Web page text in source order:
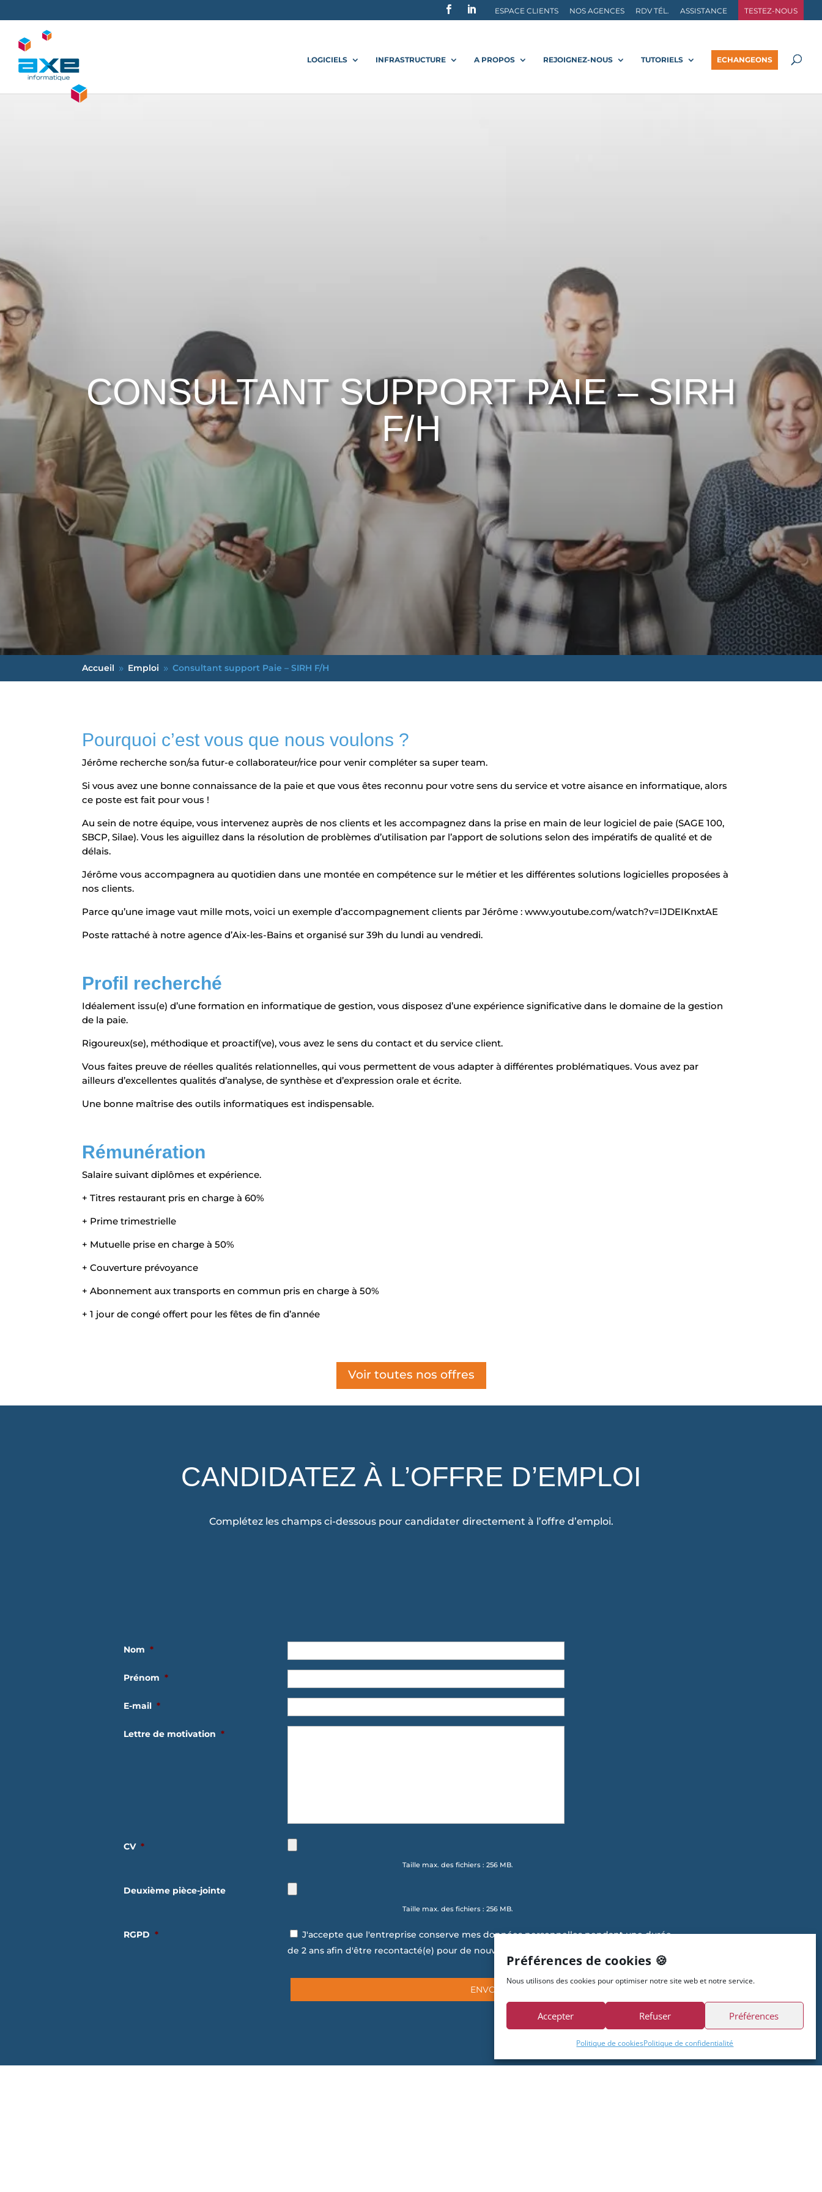
Préférences de cookies 🍪
Nous utilisons des cookies pour optimiser notre site web et notre service.
Accepter Refuser Préférences
Politique de cookiesPolitique de confidentialité
ESPACE CLIENTS NOS AGENCES RDV TÉL. ASSISTANCE TESTEZ-NOUS
LOGICIELS INFRASTRUCTURE A PROPOS REJOIGNEZ-NOUS TUTORIELS ECHANGEONS
CONSULTANT SUPPORT PAIE – SIRH
F/H
Accueil 9 Emploi 9 Consultant support Paie – SIRH F/H
Pourquoi c’est vous que nous voulons ?
Jérôme recherche son/sa futur-e collaborateur/rice pour venir compléter sa super team.
Si vous avez une bonne connaissance de la paie et que vous êtes reconnu pour votre sens du service et votre aisance en informatique, alors
ce poste est fait pour vous !
Au sein de notre équipe, vous intervenez auprès de nos clients et les accompagnez dans la prise en main de leur logiciel de paie (SAGE 100,
SBCP, Silae). Vous les aiguillez dans la résolution de problèmes d’utilisation par l’apport de solutions selon des impératifs de qualité et de
délais.
Jérôme vous accompagnera au quotidien dans une montée en compétence sur le métier et les différentes solutions logicielles proposées à
nos clients.
Parce qu’une image vaut mille mots, voici un exemple d’accompagnement clients par Jérôme : www.youtube.com/watch?v=IJDEIKnxtAE
Poste rattaché à notre agence d’Aix-les-Bains et organisé sur 39h du lundi au vendredi.
Profil recherché
Idéalement issu(e) d’une formation en informatique de gestion, vous disposez d’une expérience significative dans le domaine de la gestion
de la paie.
Rigoureux(se), méthodique et proactif(ve), vous avez le sens du contact et du service client.
Vous faites preuve de réelles qualités relationnelles, qui vous permettent de vous adapter à différentes problématiques. Vous avez par
ailleurs d’excellentes qualités d’analyse, de synthèse et d’expression orale et écrite.
Une bonne maîtrise des outils informatiques est indispensable.
Rémunération
Salaire suivant diplômes et expérience.
+ Titres restaurant pris en charge à 60%
+ Prime trimestrielle
+ Mutuelle prise en charge à 50%
+ Couverture prévoyance
+ Abonnement aux transports en commun pris en charge à 50%
+ 1 jour de congé offert pour les fêtes de fin d’année
Voir toutes nos offres
CANDIDATEZ À L’OFFRE D’EMPLOI
Complétez les champs ci-dessous pour candidater directement à l’offre d’emploi.
Nom *
Prénom *
E-mail *
Lettre de motivation *
CV *
Taille max. des fichiers : 256 MB.
Deuxième pièce-jointe
Taille max. des fichiers : 256 MB.
RGPD *
J'accepte que l'entreprise conserve mes données personnelles pendant une durée
de 2 ans afin d'être recontacté(e) pour de nouvelles opportunités.